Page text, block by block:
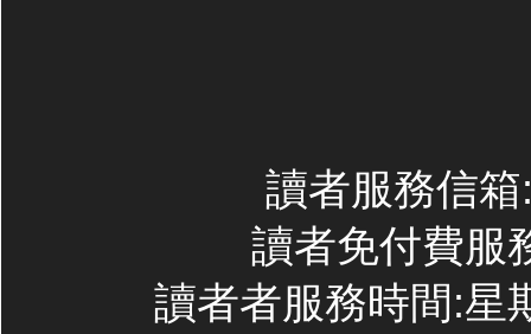
讀者服務信
讀者免付費服
讀者者服務時間:星